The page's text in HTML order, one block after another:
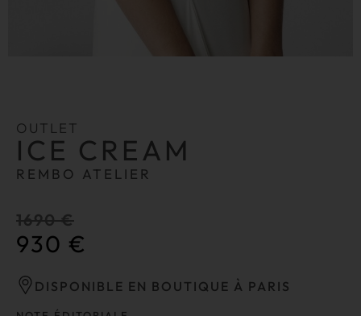
OUTLET
ICE CREAM
REMBO ATELIER
1690€
930 €
DISPONIBLE EN BOUTIQUE À PARIS